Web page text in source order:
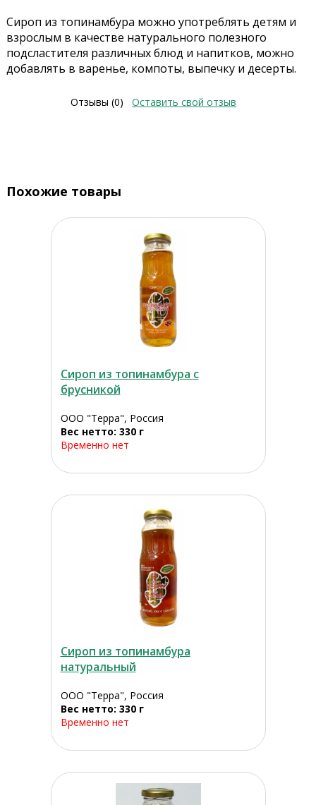
Сироп из топинамбура можно употреблять детям и
взрослым в качестве натурального полезного
подсластителя различных блюд и напитков, можно
добавлять в варенье, компоты, выпечку и десерты.
Отзывы (0) Оставить свой отзыв
Похожие товары
Сироп из топинамбура с
брусникой
ООО "Терра", Россия
Вес нетто: 330 г
Временно нет
Сироп из топинамбура
натуральный
ООО "Терра", Россия
Вес нетто: 330 г
Временно нет